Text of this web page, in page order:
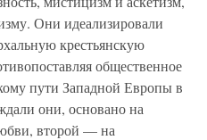
Они идеализировали
крестьянскую
общественное
пути Западной Европы в
они, основано на
второй — на